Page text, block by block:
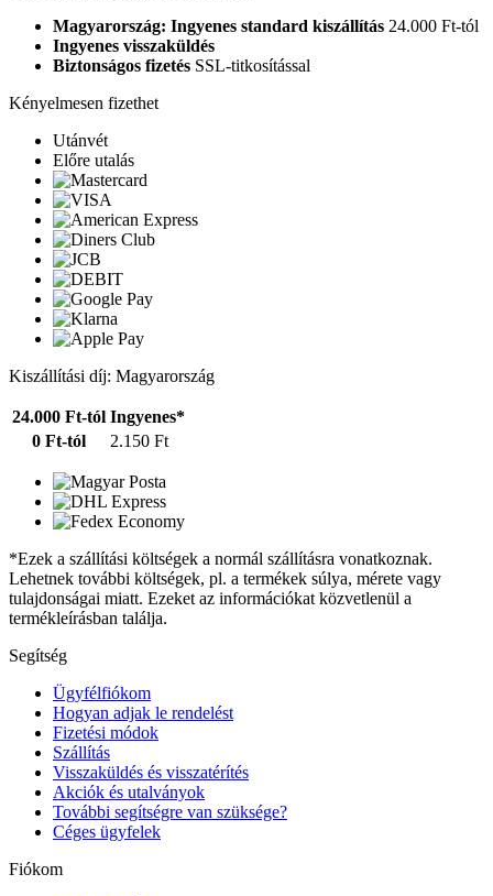
Magyarország: Ingyenes standard kiszállítás 24.000 Ft-tól
Ingyenes visszaküldés
Biztonságos fizetés SSL-titkosítással
Kényelmesen fizethet
Utánvét
Előre utalás
Kiszállítási díj: Magyarország
24.000 Ft-tól Ingyenes*
0 Ft-tól
2.150 Ft
*Ezek a szállítási költségek a normál szállításra vonatkoznak.
Lehetnek további költségek, pl. a termékek súlya, mérete vagy
tulajdonságai miatt. Ezeket az információkat közvetlenül a
termékleírásban találja.
Segítség
Ügyfélfiókom
Hogyan adjak le rendelést
Fizetési módok
Szállítás
Visszaküldés és visszatérítés
Akciók és utalványok
További segítségre van szüksége?
Céges ügyfelek
Fiókom